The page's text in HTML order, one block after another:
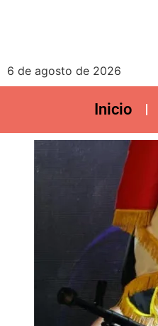
6 de agosto de 2026
Inicio